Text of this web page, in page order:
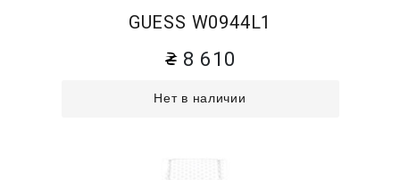
GUESS W0944L1
8 610
Нет в наличии